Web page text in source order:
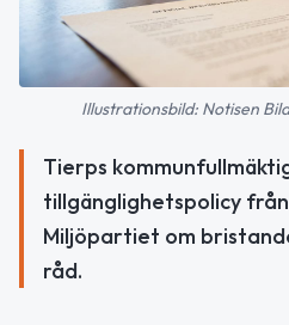
Illustrationsbild: Notisen
Tierps
tillgänglighetspolicy
Miljöpartiet om
råd.